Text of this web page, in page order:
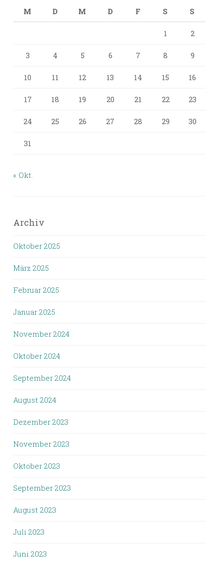
M D M D F S S
1 2
3 4 5 6 7 8 9
10 11 12 13 14 15 16
17 18 19 20 21 22 23
24 25 26 27 28 29 30
31
« Okt.
Archiv
Oktober 2025
März 2025
Februar 2025
Januar 2025
November 2024
Oktober 2024
September 2024
August 2024
Dezember 2023
November 2023
Oktober 2023
September 2023
August 2023
Juli 2023
Juni 2023